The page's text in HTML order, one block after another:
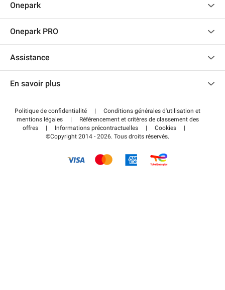
Onepark
Recrutement
Onepark PRO
Accéder à mon espace partenaire
Assistance
Centre d'aide
Régler votre stationnement FLOW
En savoir plus
Wiki
Guide du stationnement
Politique de confidentialité |
Conditions générales d'utilisation et
mentions légales
|
Référencement et critères de classement des
offres
| Informations précontractuelles | Cookies
|
©Copyright 2014 - 2026. Tous droits réservés.